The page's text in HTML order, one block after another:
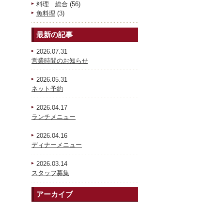
料理 総合 (56)
魚料理 (3)
最新の記事
2026.07.31
営業時間のお知らせ
2026.05.31
ネット予約
2026.04.17
ランチメニュー
2026.04.16
ディナーメニュー
2026.03.14
スタッフ募集
アーカイブ